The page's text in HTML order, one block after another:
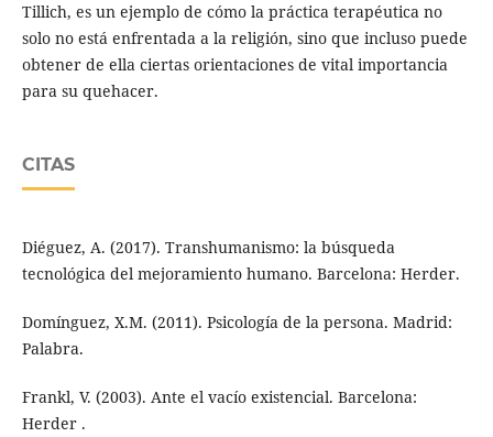
Tillich, es un ejemplo de cómo la práctica terapéutica no
solo no está enfrentada a la religión, sino que incluso puede
obtener de ella ciertas orientaciones de vital importancia
para su quehacer.
CITAS
Diéguez, A. (2017). Transhumanismo: la búsqueda
tecnológica del mejoramiento humano. Barcelona: Herder.
Domínguez, X.M. (2011). Psicología de la persona. Madrid:
Palabra.
Frankl, V. (2003). Ante el vacío existencial. Barcelona:
Herder .